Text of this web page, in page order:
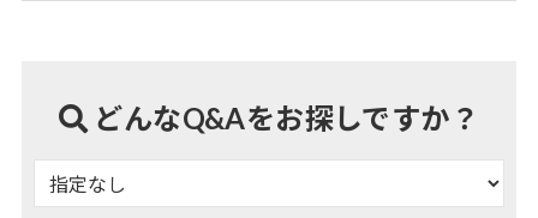
どんなQ&Aをお探しですか？